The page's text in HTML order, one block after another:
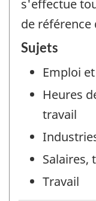
s'effectue
de référence
Sujets
Emploi
Heures
travail
Salaires,
Travail